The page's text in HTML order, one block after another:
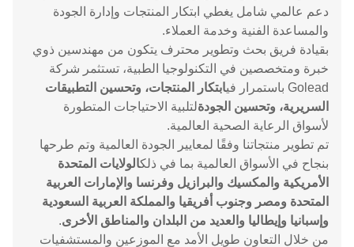
دعم عالمي شامل يغطي ابتكار المنتجات وإدارة الجودة
والمساعدة الفنية وخدمة العملاء.
بقيادة فريق بحث وتطوير محترف يتكون من مهندسين ذوي
خبرة ومتخصصين في التكنولوجيا الطبية، تستثمر شركة
Golead باستمرار في
ابتكار المنتجات، وتحسين التطبيقات
السريرية، وتحسين الجودةلتلبية الاحتياجات المتطورة
لأسواق الرعاية الصحية العالمية.
تم تطوير منتجاتنا وفقًا لمعايير الجودة العالمية وتم طرحها
بنجاح في الأسواق العالمية بما في ذلكالولايات المتحدة
الأمريكية والمكسيك والبرازيل وفرنسا والإمارات العربية
المتحدة ومصر وجنوب أفريقيا والمملكة العربية السعودية
وإسبانيا وإيطاليا والعديد من البلدان والمناطق الأخرى.
من خلال التعاون طويل الأمد مع الموزعين والمستشفيات